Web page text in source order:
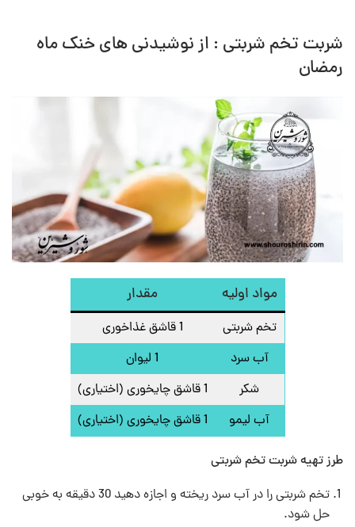
شربت تخم شربتی : از نوشیدنی های خنک ماه
رمضان
مواد اولیه مقدار
تخم شربتی
1 قاشق غذاخوری
آب سرد
1 لیوان
شکر
1 قاشق چایخوری (اختیاری)
آب لیمو
1 قاشق چایخوری (اختیاری)
طرز تهیه شربت تخم شربتی
تخم شربتی را در آب سرد ریخته و اجازه دهید 30 دقیقه به خوبی
حل شود.